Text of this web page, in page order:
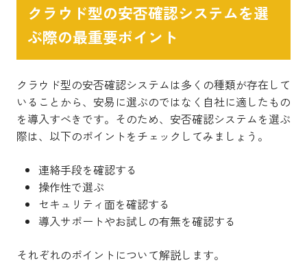
クラウド型の安否確認システムを選
ぶ際の最重要ポイント
クラウド型の安否確認システムは多くの種類が存在して
いることから、安易に選ぶのではなく自社に適したもの
を導入すべきです。そのため、安否確認システムを選ぶ
際は、以下のポイントをチェックしてみましょう。
連絡手段を確認する
操作性で選ぶ
セキュリティ面を確認する
導入サポートやお試しの有無を確認する
それぞれのポイントについて解説します。